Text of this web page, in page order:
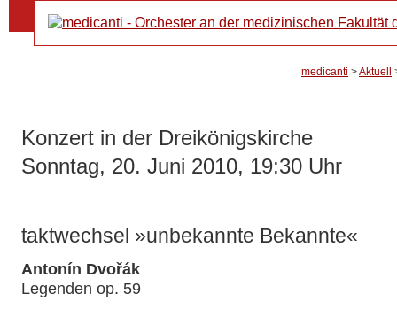
medicanti >Aktuell
Konzert in der Dreikönigskirche
Sonntag, 20. Juni 2010, 19:30 Uhr
taktwechsel »unbekannte Bekannte«
Antonín Dvořák
Legenden op. 59